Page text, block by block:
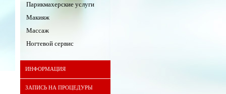
Парикмахерские услуги
Макияж
Массаж
Ногтевой сервис
ИНФОРМАЦИЯ
ЗАПИСЬ НА ПРОЦЕДУРЫ